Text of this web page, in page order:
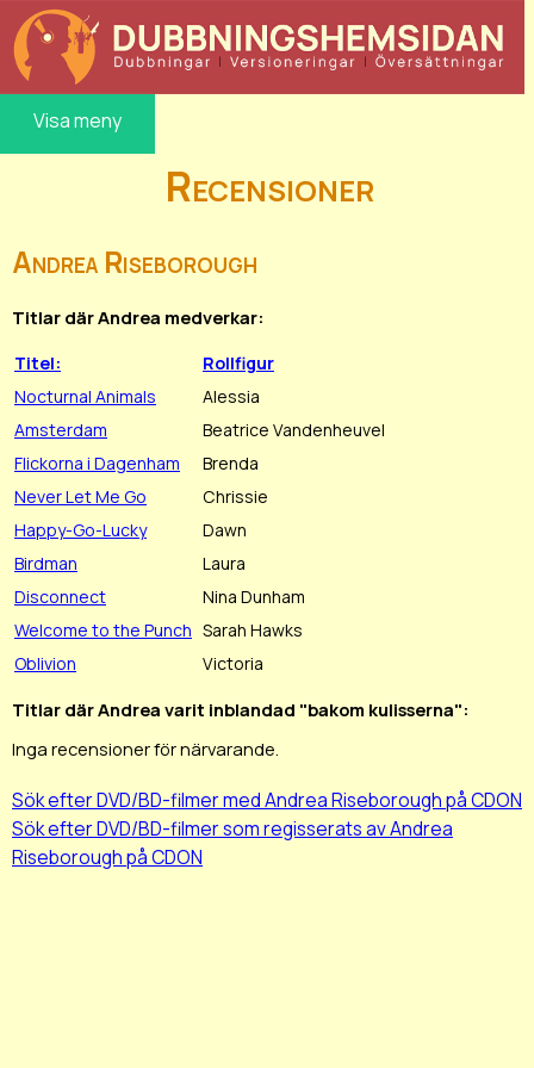
Visa meny
Recensioner
Andrea Riseborough
Titlar där Andrea medverkar:
Titel:
Rollfigur
Nocturnal Animals
Alessia
Amsterdam
Beatrice Vandenheuvel
Flickorna i Dagenham
Brenda
Never Let Me Go
Chrissie
Happy-Go-Lucky
Dawn
Birdman
Laura
Disconnect
Nina Dunham
Welcome to the Punch Sarah Hawks
Oblivion
Victoria
Titlar där Andrea varit inblandad "bakom kulisserna":
Inga recensioner för närvarande.
Sök efter DVD/BD-filmer med Andrea Riseborough på CDON
Sök efter DVD/BD-filmer som regisserats av Andrea
Riseborough på CDON